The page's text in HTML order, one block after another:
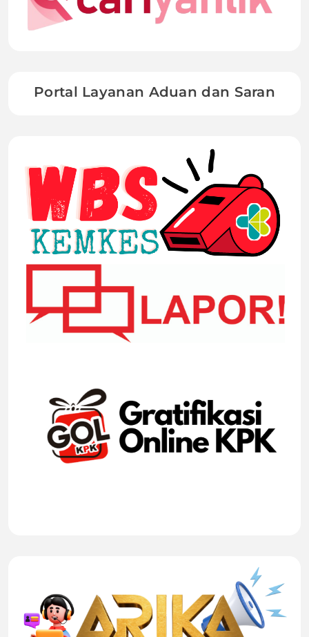
Portal Layanan Aduan dan Saran